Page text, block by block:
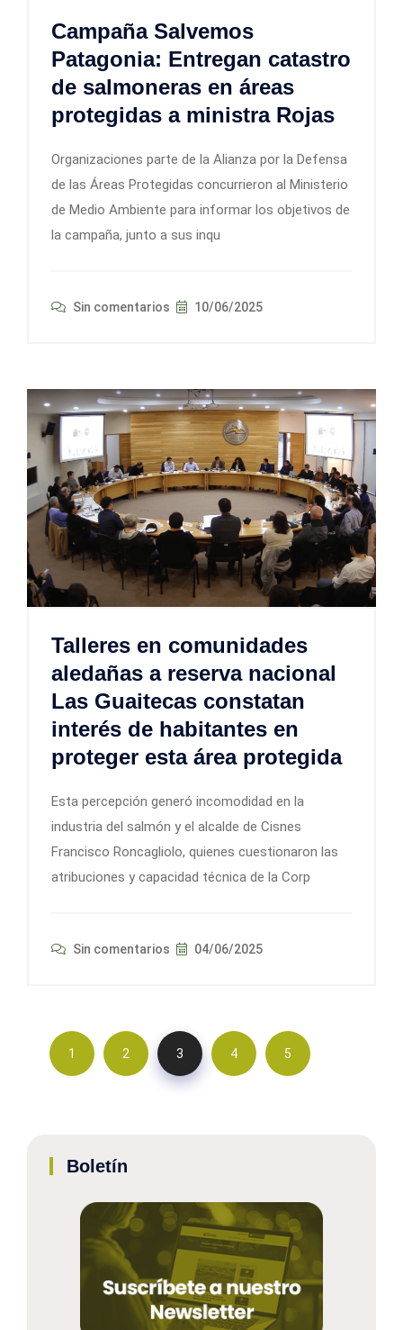
Campaña Salvemos
Patagonia: Entregan catastro
de salmoneras en áreas
protegidas a ministra Rojas
Organizaciones parte de la Alianza por la Defensa
de las Áreas Protegidas concurrieron al Ministerio
de Medio Ambiente para informar los objetivos de
la campaña, junto a sus inqu
Sin comentarios 10/06/2025
Talleres en comunidades
aledañas a reserva nacional
Las Guaitecas constatan
interés de habitantes en
proteger esta área protegida
Esta percepción generó incomodidad en la
industria del salmón y el alcalde de Cisnes
Francisco Roncagliolo, quienes cuestionaron las
atribuciones y capacidad técnica de la Corp
Sin comentarios 04/06/2025
1 2 3 4 5
Boletín